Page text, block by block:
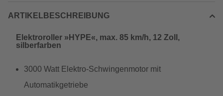
ARTIKELBESCHREIBUNG
Elektroroller »HYPE«, max. 85 km/h, 12 Zoll,
silberfarben
3000 Watt Elektro-Schwingenmotor mit
Automatikgetriebe